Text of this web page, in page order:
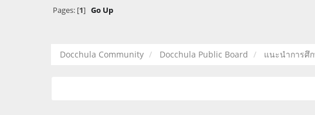
Pages: [1] Go Up
Docchula Community Docchula Public Board แนะนำการศึ